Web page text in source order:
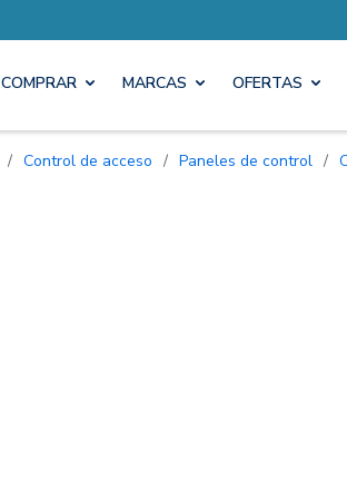
COMPRAR MARCAS OFERTAS
/ Control de acceso / Paneles de control /